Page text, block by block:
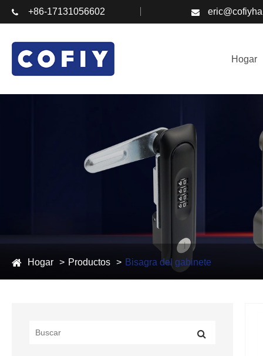
+86-17131056602
Hogar
Hogar Productos Bisagra del gabinete